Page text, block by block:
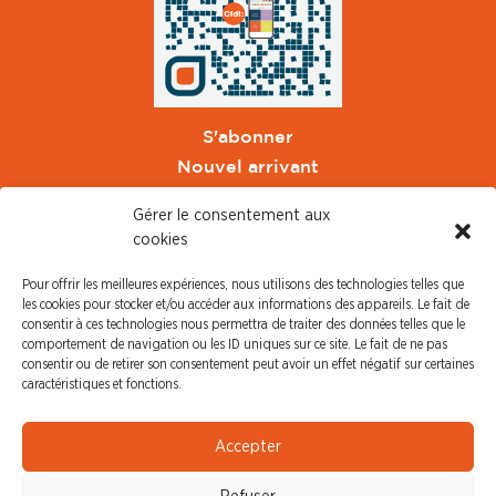
Gérer le consentement aux
cookies
Pour offrir les meilleures expériences, nous utilisons des technologies telles que
les cookies pour stocker et/ou accéder aux informations des appareils. Le fait de
consentir à ces technologies nous permettra de traiter des données telles que le
comportement de navigation ou les ID uniques sur ce site. Le fait de ne pas
consentir ou de retirer son consentement peut avoir un effet négatif sur certaines
caractéristiques et fonctions.
Accepter
S'abonner
Nouvel arrivant
CFDT Cadres
CFDT Retraités
L'UFFA
PRESSE
Communiqué de Presse